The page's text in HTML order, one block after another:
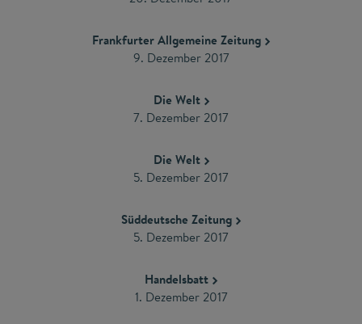
Frankfurter Allgemeine Zeitung
9. Dezember 2017
Die Welt
7. Dezember 2017
Die Welt
5. Dezember 2017
Süddeutsche Zeitung
5. Dezember 2017
Handelsbatt
1. Dezember 2017